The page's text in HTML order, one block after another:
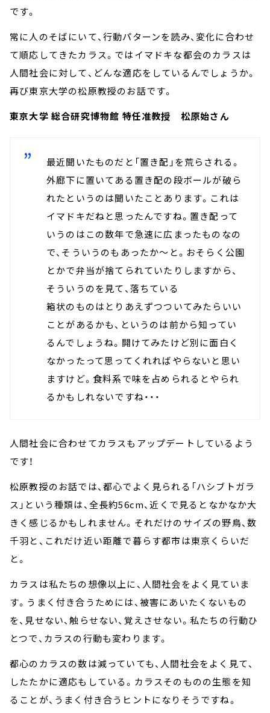
です。
常に人のそばにいて、行動パターンを読み、変化に合わせ
て順応してきたカラス。ではイマドキな都会のカラスは
人間社会に対して、どんな適応をしているんでしょうか。
再び東京大学の松原教授のお話です。
東京大学 総合研究博物館 特任准教授 松原始さん
最近聞いたものだと「置き配」を荒らされる。
外廊下に置いてある置き配の段ボールが破ら
れたというのは聞いたことあります。これは
イマドキだねと思ったんですね。置き配って
いうのはこの数年で急速に広まったものなの
で、そういうのもあったか～と。おそらく公園
とかで弁当が捨てられていたりしますから、
そういうのを見て、落ちている
箱状のものはとりあえずつついてみたらいい
ことがあるかも、というのは前から知ってい
るんでしょうね。開けてみたけど別に面白く
なかったって思ってくれればやらないと思い
ますけど。食料系で味を占められるとやられ
るかもしれないですね・・・
人間社会に合わせてカラスもアップデートしているよう
です！
松原教授のお話では、都心でよく見られる「ハシブトガラ
ス」という種類は、全長約56cm、近くで見るとなかなか大
きく感じるかもしれません。それだけのサイズの野鳥、数
千羽と、これだけ近い距離で暮らす都市は東京くらいだ
と。
カラスは私たちの想像以上に、人間社会をよく見ていま
す。うまく付き合うためには、被害にあいたくないもの
を、見せない、触らせない、覚えさせない。私たちの行動ひ
とつで、カラスの行動も変わります。
都心のカラスの数は減っていても、人間社会をよく見て、
したたかに適応もしている。カラスそのものの生態を知
ることが、うまく付き合うヒントになりそうですね。